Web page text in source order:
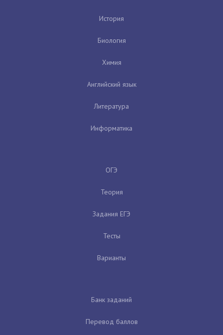
История
Биология
Химия
Английский язык
Литература
Информатика
ОГЭ
Теория
Задания ЕГЭ
Тесты
Варианты
Банк заданий
Перевод баллов